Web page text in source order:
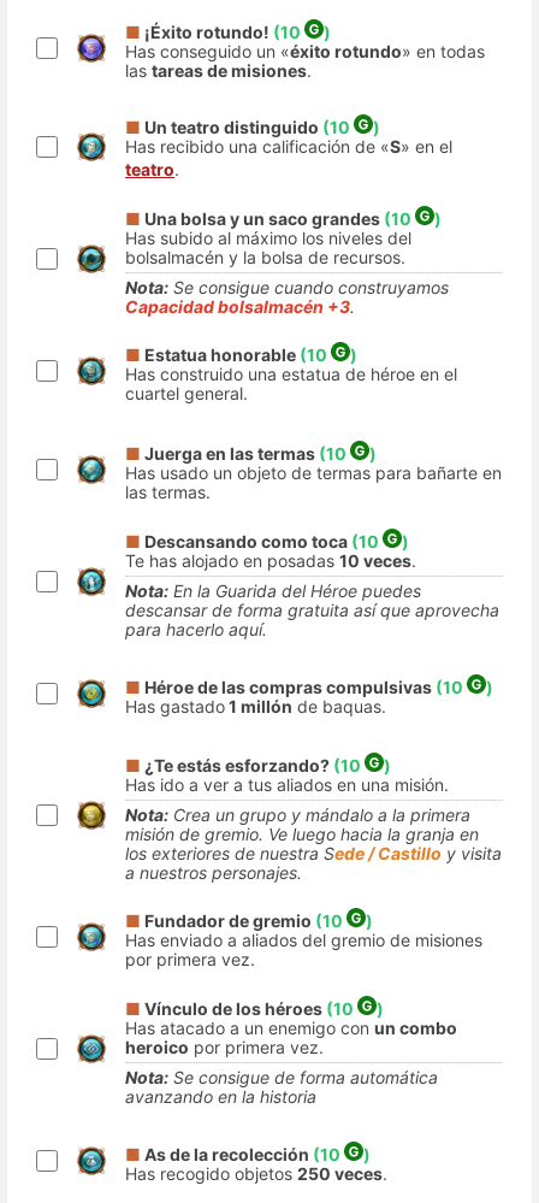
■ ¡Éxito rotundo! (10
)
Has conseguido un «éxito rotundo» en todas
las tareas de misiones.
■ Un teatro distinguido (10
)
Has recibido una calificación de «S» en el
teatro.
■ Una bolsa y un saco grandes (10
)
Has subido al máximo los niveles del
bolsalmacén y la bolsa de recursos.
Nota: Se consigue cuando construyamos
Capacidad bolsalmacén +3.
■ Estatua honorable (10
)
Has construido una estatua de héroe en el
cuartel general.
■ Juerga en las termas (10
)
Has usado un objeto de termas para bañarte en
las termas.
■ Descansando como toca (10
)
Te has alojado en posadas 10 veces.
Nota: En la Guarida del Héroe puedes
descansar de forma gratuita así que aprovecha
para hacerlo aquí.
■ Héroe de las compras compulsivas (10
)
Has gastado1 millón de baquas.
■ ¿Te estás esforzando? (10
)
Has ido a ver a tus aliados en una misión.
Nota: Crea un grupo y mándalo a la primera
misión de gremio. Ve luego hacia la granja en
los exteriores de nuestra Sede / Castillo y visita
a nuestros personajes.
■ Fundador de gremio (10
)
Has enviado a aliados del gremio de misiones
por primera vez.
■ Vínculo de los héroes (10
)
Has atacado a un enemigo con un combo
heroico por primera vez.
Nota: Se consigue de forma automática
avanzando en la historia
■ As de la recolección (10
)
Has recogido objetos 250 veces.